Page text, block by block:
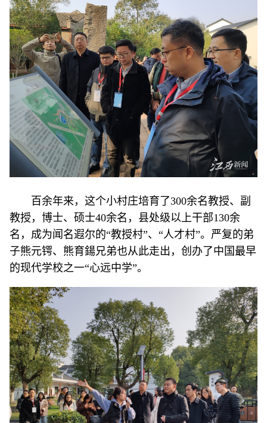
百余年来，这个小村庄培育了300余名教授、副
教授，博士、硕士40余名，县处级以上干部130余
名，成为闻名遐尔的“教授村”、“人才村”。严复的弟
子熊元锷、熊育鍚兄弟也从此走出，创办了中国最早
的现代学校之一“心远中学”。